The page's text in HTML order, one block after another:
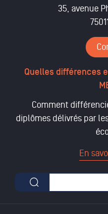
35, avenue
Quelles différences
Comment
diplômes délivrés par
En
Formulaire de recherche